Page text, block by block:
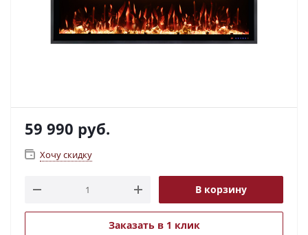
59 990 руб.
Хочу скидку
В корзину
Заказать в 1 клик